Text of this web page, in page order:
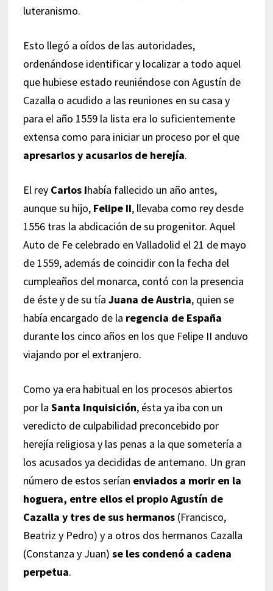
luteranismo.
Esto llegó a oídos de las autoridades,
ordenándose identificar y localizar a todo aquel
que hubiese estado reuniéndose con Agustín de
Cazalla o acudido a las reuniones en su casa y
para el año 1559 la lista era lo suficientemente
extensa como para iniciar un proceso por el que
apresarlos y acusarlos de herejía.
El rey Carlos Ihabía fallecido un año antes,
aunque su hijo, Felipe II, llevaba como rey desde
1556 tras la abdicación de su progenitor. Aquel
Auto de Fe celebrado en Valladolid el 21 de mayo
de 1559, además de coincidir con la fecha del
cumpleaños del monarca, contó con la presencia
de éste y de su tía Juana de Austria, quien se
había encargado de la regencia de España
durante los cinco años en los que Felipe II anduvo
viajando por el extranjero.
Como ya era habitual en los procesos abiertos
por la Santa Inquisición, ésta ya iba con un
veredicto de culpabilidad preconcebido por
herejía religiosa y las penas a la que sometería a
los acusados ya decididas de antemano. Un gran
número de estos serían enviados a morir en la
hoguera, entre ellos el propio Agustín de
Cazalla y tres de sus hermanos(Francisco,
Beatriz y Pedro) y a otros dos hermanos Cazalla
(Constanza y Juan) se les condenó a cadena
perpetua.